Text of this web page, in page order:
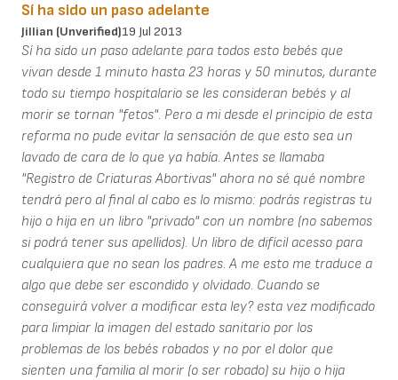
Sí ha sido un paso adelante
Jillian (unverified)19 Jul 2013
Sí ha sido un paso adelante para todos esto bebés que
vivan desde 1 minuto hasta 23 horas y 50 minutos, durante
todo su tiempo hospitalario se les consideran bebés y al
morir se tornan "fetos". Pero a mi desde el principio de esta
reforma no pude evitar la sensación de que esto sea un
lavado de cara de lo que ya había. Antes se llamaba
"Registro de Criaturas Abortivas" ahora no sé qué nombre
tendrá pero al final al cabo es lo mismo: podrás registras tu
hijo o hija en un libro "privado" con un nombre (no sabemos
si podrá tener sus apellidos). Un libro de difícil acesso para
cualquiera que no sean los padres. A me esto me traduce a
algo que debe ser escondido y olvidado. Cuando se
conseguirá volver a modificar esta ley? esta vez modificado
para limpiar la imagen del estado sanitario por los
problemas de los bebés robados y no por el dolor que
sienten una familia al morir (o ser robado) su hijo o hija